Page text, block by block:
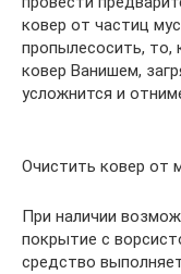
ковер от частиц
пропылесосить, то,
ковер Ванишем,
усложнится и
Очистить ковер от
При наличии
покрытие с
средство